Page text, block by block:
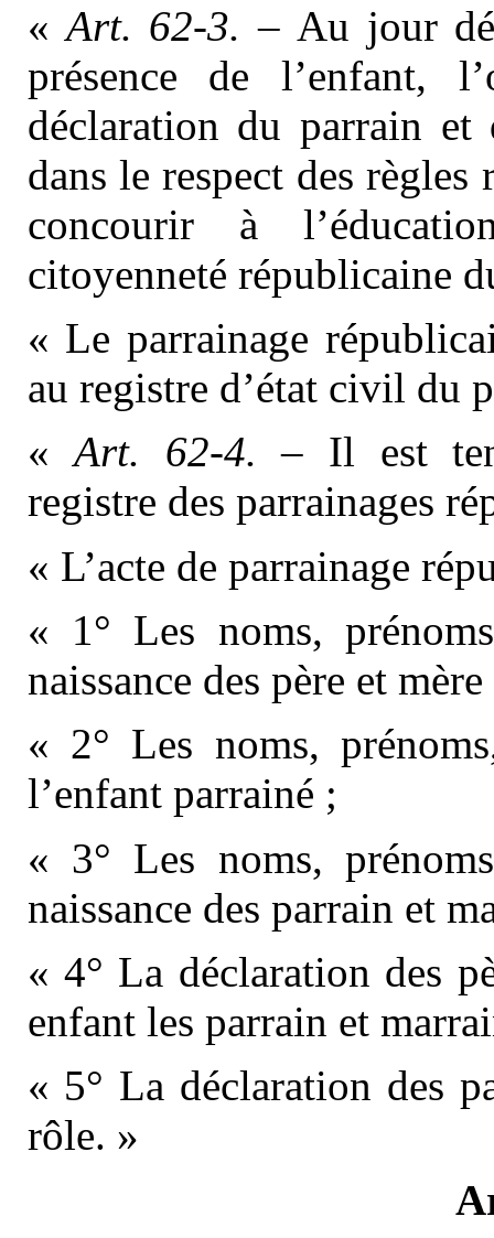
« Art. 62-3.– Au jour
présence de l’enfant,
déclaration du parrain et
dans le respect des
concourir à
citoyenneté républicaine
« Le parrainage
au registre d’état civil du
« Art. 62-4.– Il est
registre des parrainages
« L’acte de parrainage
« 1° Les noms,
naissance des père et mère
« 2° Les noms,
l’enfant parrainé ;
« 3° Les noms,
naissance des parrain et
« 4° La déclaration des
enfant les parrain et
« 5° La déclaration des
rôle. »